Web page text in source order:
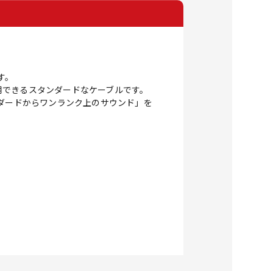
きるスタンダードなケーブルです。
ドからワンランク上のサウンド」を